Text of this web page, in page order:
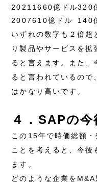
2021 1660億ドル320
2007 610億ドル 140
いずれの数字も２倍超
り製品やサービスを
ると言えます。また、
ると言われているので
はかなり高いです。
４．SAPの今
この15年で時価総額
ことを考えると、今後
ます。
どのような企業を